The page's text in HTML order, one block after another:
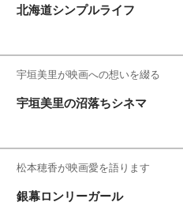
北海道シンプルライフ
宇垣美里が映画への想いを綴る
宇垣美里の沼落ちシネマ
松本穂香が映画愛を語ります
銀幕ロンリーガール